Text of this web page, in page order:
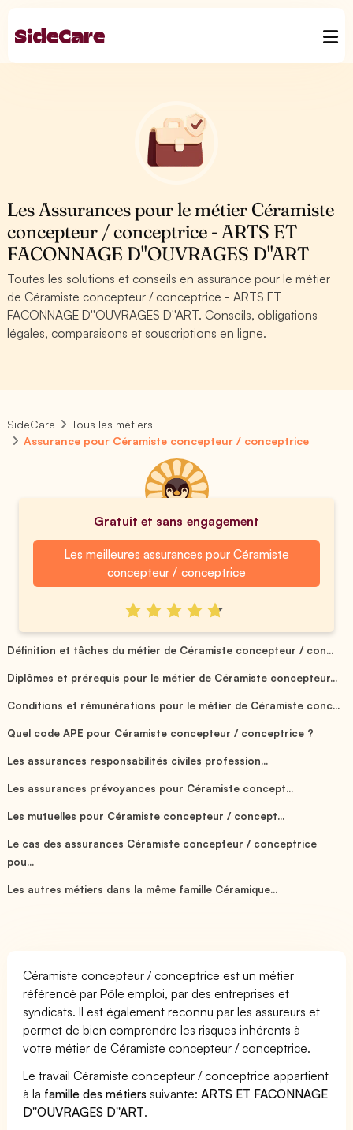
Les Assurances pour le métier Céramiste
concepteur / conceptrice - ARTS ET
FACONNAGE D''OUVRAGES D''ART
Toutes les solutions et conseils en assurance pour le métier
de Céramiste concepteur / conceptrice - ARTS ET
FACONNAGE D''OUVRAGES D''ART. Conseils, obligations
légales, comparaisons et souscriptions en ligne.
SideCare
Tous les métiers
Assurance pour Céramiste concepteur / conceptrice
Gratuit et sans engagement
Les meilleures assurances pour Céramiste
concepteur / conceptrice
Définition et tâches du métier de Céramiste concepteur / con...
Diplômes et prérequis pour le métier de Céramiste concepteur...
Conditions et rémunérations pour le métier de Céramiste conc...
Quel code APE pour Céramiste concepteur / conceptrice ?
Les assurances responsabilités civiles profession...
Les assurances prévoyances pour Céramiste concept...
Les mutuelles pour Céramiste concepteur / concept...
Le cas des assurances Céramiste concepteur / conceptrice
pou...
Les autres métiers dans la même famille Céramique...
Céramiste concepteur / conceptrice est un métier
référencé par Pôle emploi, par des entreprises et
syndicats. Il est également reconnu par les assureurs et
permet de bien comprendre les risques inhérents à
votre métier de Céramiste concepteur / conceptrice.
Le travail Céramiste concepteur / conceptrice appartient
à la famille des métiers suivante:ARTS ET FACONNAGE
D''OUVRAGES D''ART.